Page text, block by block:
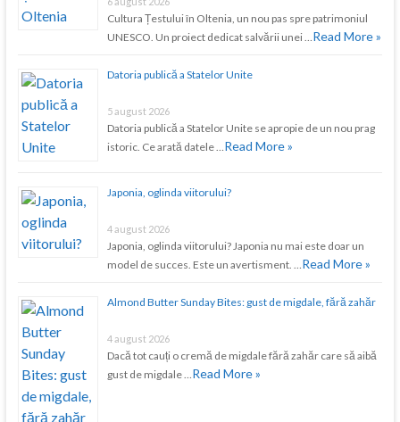
Cultura Țestului în Oltenia, un nou pas spre patrimoniul
UNESCO. Un proiect dedicat salvării unei …Read More »
Datoria publică a Statelor Unite
5 august 2026
Datoria publică a Statelor Unite se apropie de un nou prag
istoric. Ce arată datele …Read More »
Japonia, oglinda viitorului?
4 august 2026
Japonia, oglinda viitorului? Japonia nu mai este doar un
model de succes. Este un avertisment. …Read More »
Almond Butter Sunday Bites: gust de migdale, fără zahăr
4 august 2026
Dacă tot cauți o cremă de migdale fără zahăr care să aibă
gust de migdale …Read More »